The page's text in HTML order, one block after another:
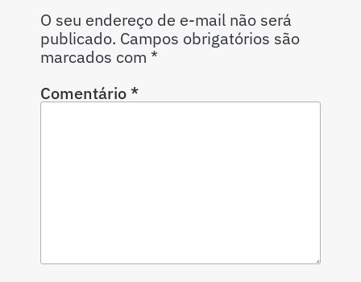
O seu endereço de e-mail não será
publicado. Campos obrigatórios são
marcados com *
Comentário*